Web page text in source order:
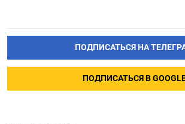
ПОДПИСАТЬСЯ НА
ПОДПИСАТЬСЯ В